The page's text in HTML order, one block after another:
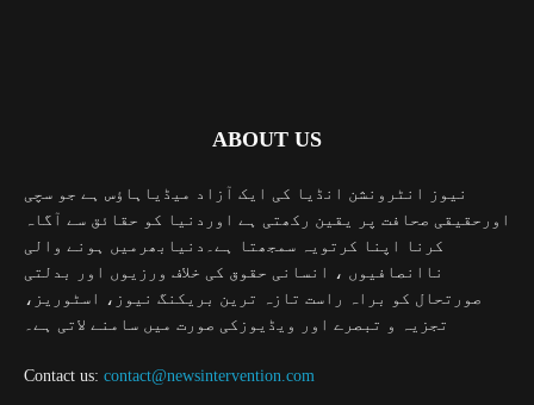
ABOUT US
نیوز انٹرونشن انڈیا کی ایک آزاد میڈیاہاؤس ہے جو سچی
اورحقیقی صحافت پر یقین رکھتی ہے اوردنیا کو حقائق سے آگاہ
کرنا اپنا کرتویہ سمجھتا ہے۔دنیابھرمیں ہونے والی
ناانصافیوں ، انسانی حقوق کی خلاف ورزیوں اور بدلتی
صورتحال کو براہ راست تازہ ترین بریکنگ نیوز، اسٹوریز،
تجزیہ و تبصرے اور ویڈیوزکی صورت میں سامنے لاتی ہے۔
Contact us: contact@newsintervention.com